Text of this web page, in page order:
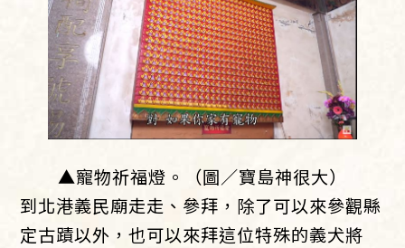
▲寵物祈福燈。（圖／寶島神很大）
到北港義民廟走走、參拜，除了可以來參觀縣
定古蹟以外，也可以來拜這位特殊的義犬將